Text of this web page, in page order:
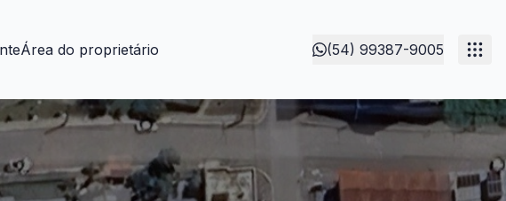
Área do proprietário (54) 99387-9005